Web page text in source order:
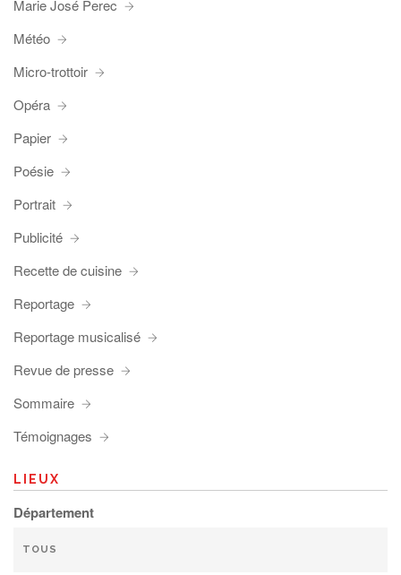
Marie José Perec
Météo
Micro-trottoir
Opéra
Papier
Poésie
Portrait
Publicité
Recette de cuisine
Reportage
Reportage musicalisé
Revue de presse
Sommaire
Témoignages
LIEUX
Département